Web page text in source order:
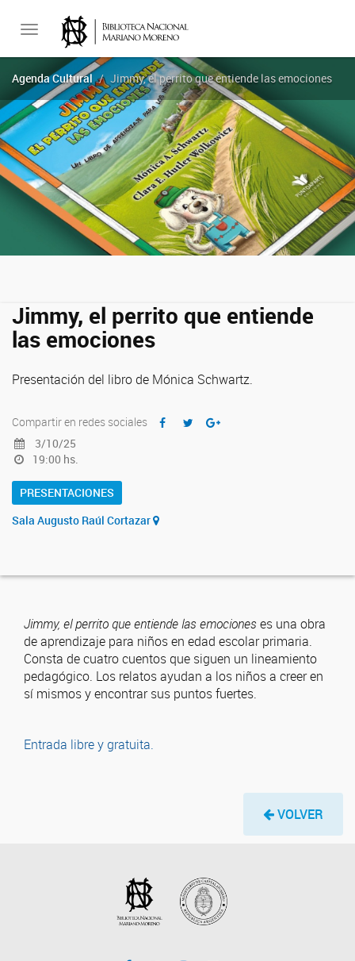
Toggle
navigation
Agenda Cultural Jimmy, el perrito que entiende las emociones
Jimmy, el perrito que entiende
las emociones
Presentación del libro de Mónica Schwartz.
Compartir en redes sociales
3/10/25
19:00 hs.
PRESENTACIONES
Sala Augusto Raúl Cortazar
Jimmy, el perrito que entiende las emocioneses una obra
de aprendizaje para niños en edad escolar primaria.
Consta de cuatro cuentos que siguen un lineamiento
pedagógico. Los relatos ayudan a los niños a creer en
sí mismos y encontrar sus puntos fuertes.
Entrada libre y gratuita.
VOLVER